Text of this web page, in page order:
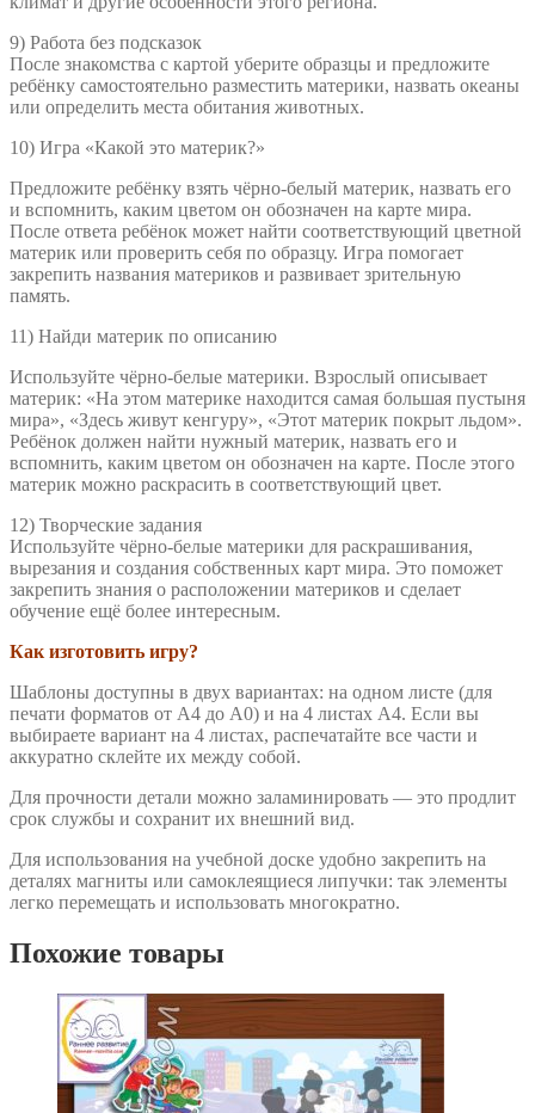
9) Работа без подсказок
После знакомства с картой уберите образцы и предложите
ребёнку самостоятельно разместить материки, назвать океаны
или определить места обитания животных.
10) Игра «Какой это материк?»
Предложите ребёнку взять чёрно-белый материк, назвать его
и вспомнить, каким цветом он обозначен на карте мира.
После ответа ребёнок может найти соответствующий цветной
материк или проверить себя по образцу. Игра помогает
закрепить названия материков и развивает зрительную
память.
11) Найди материк по описанию
Используйте чёрно-белые материки. Взрослый описывает
материк: «На этом материке находится самая большая пустыня
мира», «Здесь живут кенгуру», «Этот материк покрыт льдом».
Ребёнок должен найти нужный материк, назвать его и
вспомнить, каким цветом он обозначен на карте. После этого
материк можно раскрасить в соответствующий цвет.
12) Творческие задания
Используйте чёрно-белые материки для раскрашивания,
вырезания и создания собственных карт мира. Это поможет
закрепить знания о расположении материков и сделает
обучение ещё более интересным.
Как изготовить игру?
Шаблоны доступны в двух вариантах: на одном листе (для
печати форматов от А4 до А0) и на 4 листах А4. Если вы
выбираете вариант на 4 листах, распечатайте все части и
аккуратно склейте их между собой.
Для прочности детали можно заламинировать — это продлит
срок службы и сохранит их внешний вид.
Для использования на учебной доске удобно закрепить на
деталях магниты или самоклеящиеся липучки: так элементы
легко перемещать и использовать многократно.
Похожие товары